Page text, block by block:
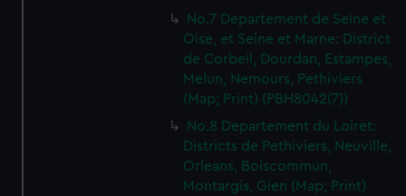
No.7 Departement de Seine et
Oise, et Seine et Marne: District
de Corbeil, Dourdan, Estampes,
Melun, Nemours, Pethiviers
(Map; Print) (PBH8042(7))
No.8 Departement du Loiret:
Districts de Pethiviers, Neuville,
Orleans, Boiscommun,
Montargis, Gien (Map; Print)